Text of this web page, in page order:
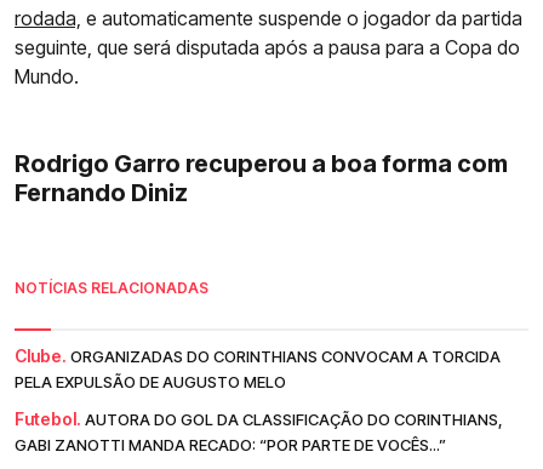
rodada, e automaticamente suspende o jogador da partida
seguinte, que será disputada após a pausa para a Copa do
Mundo.
Rodrigo Garro recuperou a boa forma com
Fernando Diniz
NOTÍCIAS RELACIONADAS
Clube. ORGANIZADAS DO CORINTHIANS CONVOCAM A TORCIDA
PELA EXPULSÃO DE AUGUSTO MELO
Futebol. AUTORA DO GOL DA CLASSIFICAÇÃO DO CORINTHIANS,
GABI ZANOTTI MANDA RECADO: “POR PARTE DE VOCÊS...”